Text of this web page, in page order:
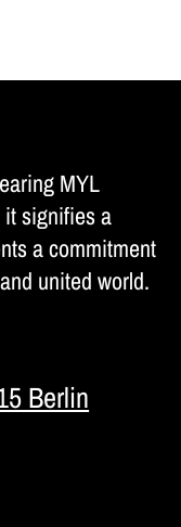
MYL
it signifies a
a commitment
united world.
Berlin